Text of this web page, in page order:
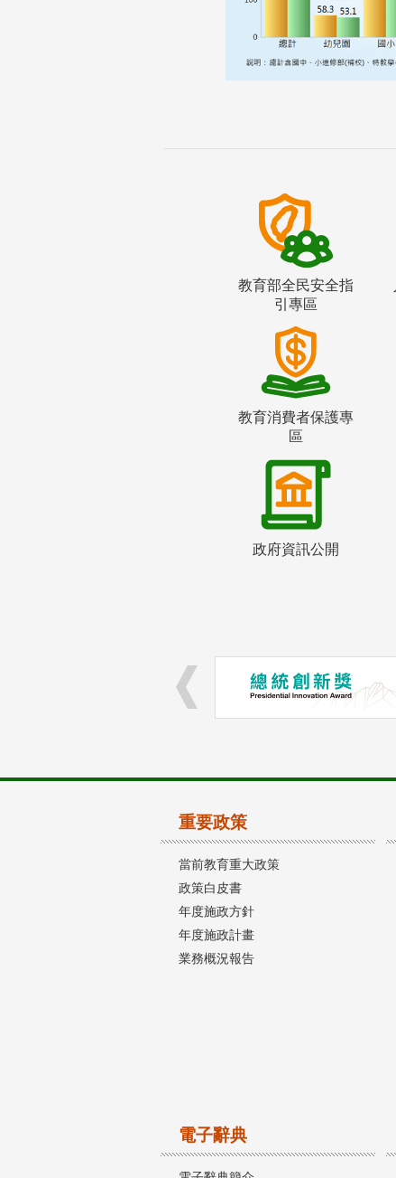
教育部全民安全指
引專區
教育消費者保護專
區
政府資訊公開
重要政策
當前教育重大政策
政策白皮書
年度施政方針
年度施政計畫
業務概況報告
電子辭典